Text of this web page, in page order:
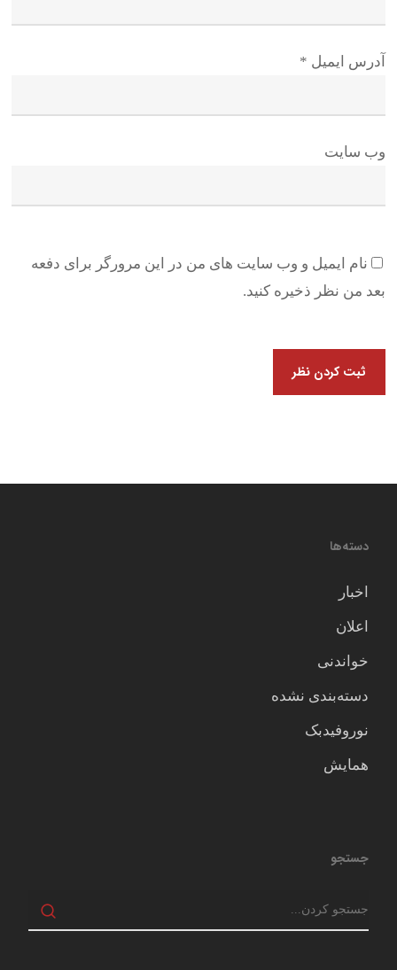
آدرس ایمیل *
وب سایت
نام ایمیل و وب سایت های من در این مرورگر برای دفعه
بعد من نظر ذخیره کنید.
دسته‌ها
اخبار
اعلان
خواندنی
دسته‌بندی نشده
نوروفیدبک
همایش
جستجو